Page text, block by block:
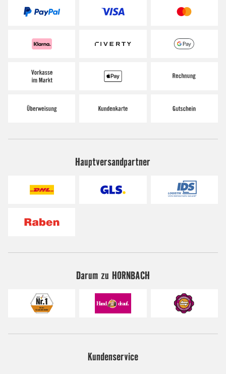
Hauptversandpartner
Darum zu HORNBACH
Kundenservice